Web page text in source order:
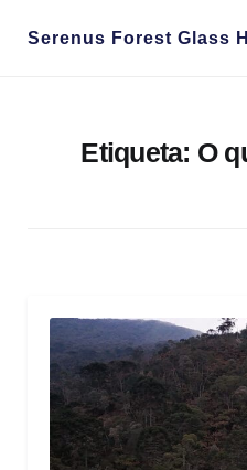
Serenus Forest Glass
Etiqueta: O